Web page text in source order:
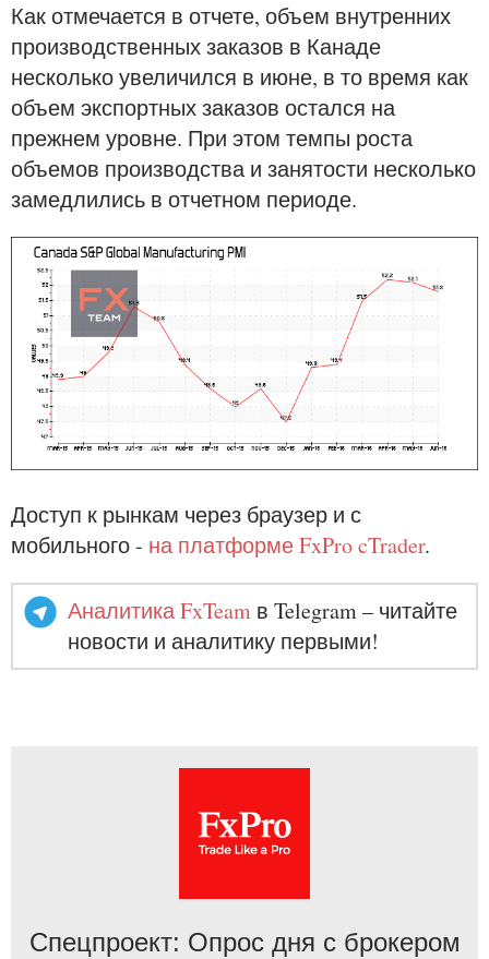
Как отмечается в отчете, объем внутренних
производственных заказов в Канаде
несколько увеличился в июне, в то время как
объем экспортных заказов остался на
прежнем уровне. При этом темпы роста
объемов производства и занятости несколько
замедлились в отчетном периоде.
Доступ к рынкам через браузер и с
мобильного - на платформе FxPro cTrader.
Аналитика FxTeam в Telegram – читайте
новости и аналитику первыми!
Спецпроект: Опрос дня с брокером